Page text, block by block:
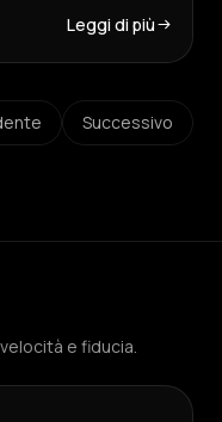
Leggi di più
Successivo
e fiducia.